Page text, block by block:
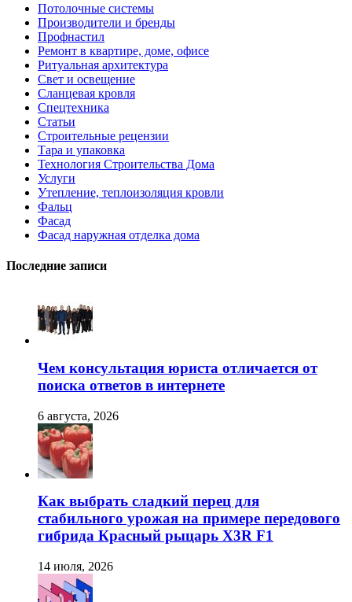
Потолочные системы
Производители и бренды
Профнастил
Ремонт в квартире, доме, офисе
Ритуальная архитектура
Свет и освещение
Сланцевая кровля
Спецтехника
Статьи
Строительные рецензии
Тара и упаковка
Технология Строительства Дома
Услуги
Утепление, теплоизоляция кровли
Фальц
Фасад
Фасад наружная отделка дома
Последние записи
Чем консультация юриста отличается от
поиска ответов в интернете
6 августа, 2026
Как выбрать сладкий перец для
стабильного урожая на примере передового
гибрида Красный рыцарь X3R F1
14 июля, 2026